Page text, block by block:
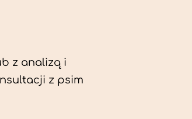
z analizą i
z psim